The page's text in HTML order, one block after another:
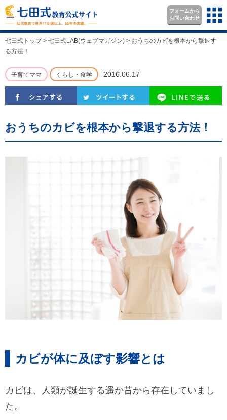
フォームから
お問い合わせ
七田式トップ > 七田式LAB(ウェブマガジン) > おうちのカビを根本から撃退す
る方法！
子育てママ くらし・食学 2016.06.17
おうちのカビを根本から撃退する方法！
カビが体に及ぼす影響とは
カビは、人類が誕生する遥か昔から存在していまし
た。